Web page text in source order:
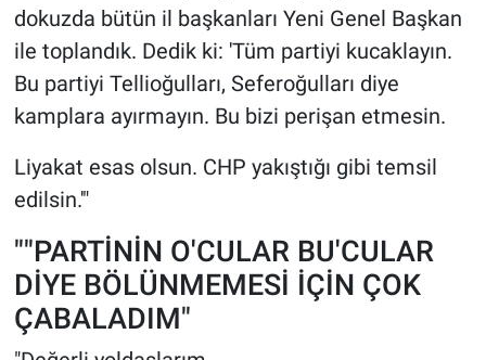
dokuzda bütün il başkanları Yeni Genel Başkan
ile toplandık. Dedik ki: 'Tüm partiyi kucaklayın.
Bu partiyi Tellioğulları, Seferoğulları diye
kamplara ayırmayın. Bu bizi perişan etmesin.
Liyakat esas olsun. CHP yakıştığı gibi temsil
edilsin.'"
""PARTİNİN O'CULAR BU'CULAR
DİYE BÖLÜNMEMESİ İÇİN ÇOK
ÇABALADIM"